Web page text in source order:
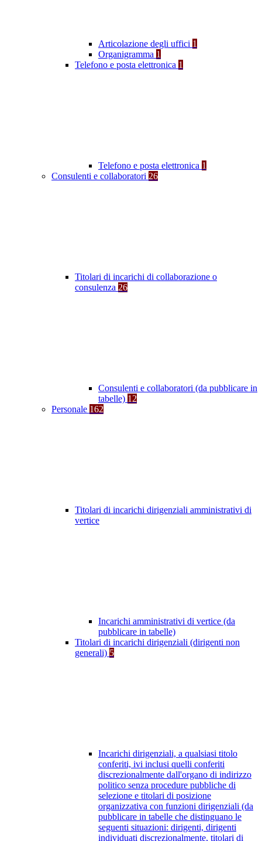
Articolazione degli uffici 1
Organigramma 1
Telefono e posta elettronica 1
Telefono e posta elettronica 1
Consulenti e collaboratori 26
Titolari di incarichi di collaborazione o
consulenza 26
Consulenti e collaboratori (da pubblicare in
tabelle) 12
Personale 162
Titolari di incarichi dirigenziali amministrativi di
vertice
Incarichi amministrativi di vertice (da
pubblicare in tabelle)
Titolari di incarichi dirigenziali (dirigenti non
generali) 5
Incarichi dirigenziali, a qualsiasi titolo
conferiti, ivi inclusi quelli conferiti
discrezionalmente dall'organo di indirizzo
politico senza procedure pubbliche di
selezione e titolari di posizione
organizzativa con funzioni dirigenziali (da
pubblicare in tabelle che distinguano le
seguenti situazioni: dirigenti, dirigenti
individuati discrezionalmente, titolari di